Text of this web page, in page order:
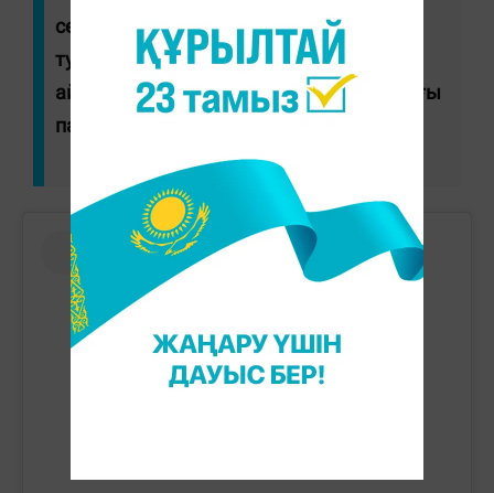
сержанты Нұрғали Әдиетовтің туған-
туыстары мен жақындарына көңіл
айтамын", - деп жазды ол Instagram-дағы
парақшасында.